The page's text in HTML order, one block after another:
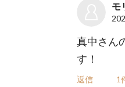
モ
真中さん
す！
返信 1